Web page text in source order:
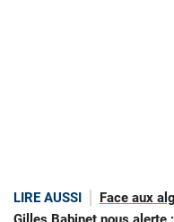
LIRE AUSSI
Face aux